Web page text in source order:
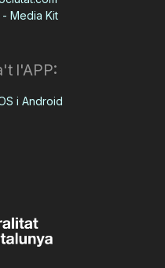
Media Kit
l'APP:
i Android